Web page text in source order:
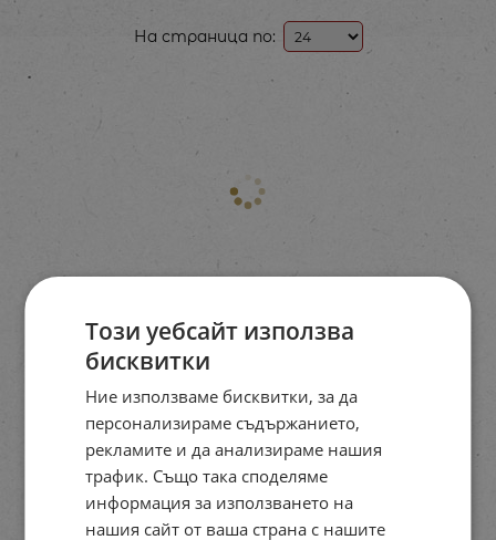
На страница по:
Този уебсайт използва
бисквитки
Ние използваме бисквитки, за да
персонализираме съдържанието,
рекламите и да анализираме нашия
трафик. Също така споделяме
информация за използването на
нашия сайт от ваша страна с нашите